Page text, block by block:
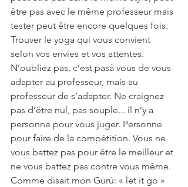
être pas avec le même professeur mais
tester peut être encore quelques fois.
Trouver le yoga qui vous convient
selon vos envies et vos attentes.
N’oubliez pas, c’est pasà vous de vous
adapter au professeur, mais au
professeur de s’adapter. Ne craignez
pas d’être nul, pas souple... il n’y a
personne pour vous juger. Personne
pour faire de la compétition. Vous ne
vous battez pas pour être le meilleur et
ne vous battez pas contre vous même.
Comme disait mon Gurú: « let it go »